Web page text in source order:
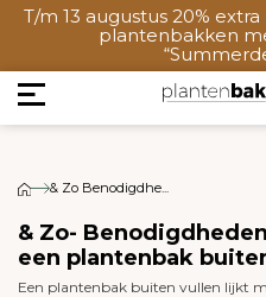
T/m 13 augustus 20%
plantenbakken
& Zo Benodigdhe...
& Zo-
een plantenbak
Een plantenbak buiten vullen lijkt